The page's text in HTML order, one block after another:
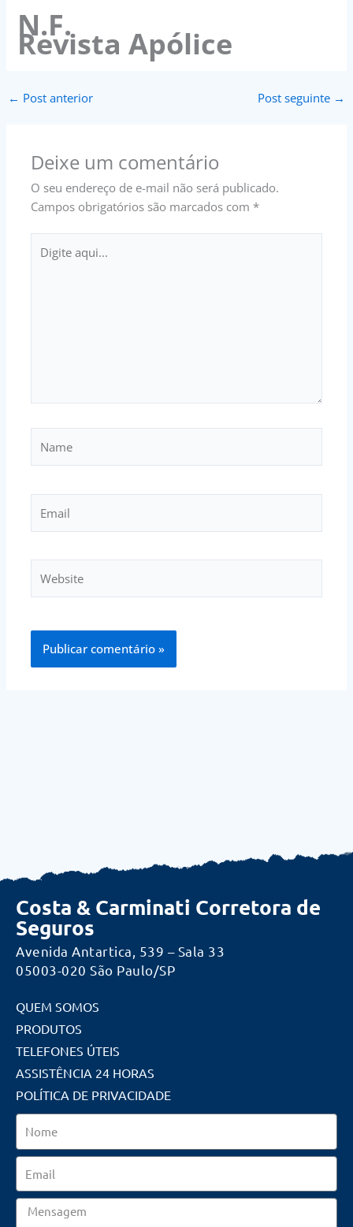
N.F.
Revista Apólice
← Post anterior Post seguinte →
Deixe um comentário
O seu endereço de e-mail não será publicado.
Campos obrigatórios são marcados com *
aqui...
Costa & Carminati Corretora de
Seguros
Avenida Antartica, 539 – Sala 33
05003-020 São Paulo/SP
QUEM SOMOS
PRODUTOS
TELEFONES ÚTEIS
ASSISTÊNCIA 24 HORAS
POLÍTICA DE PRIVACIDADE
Mensagem